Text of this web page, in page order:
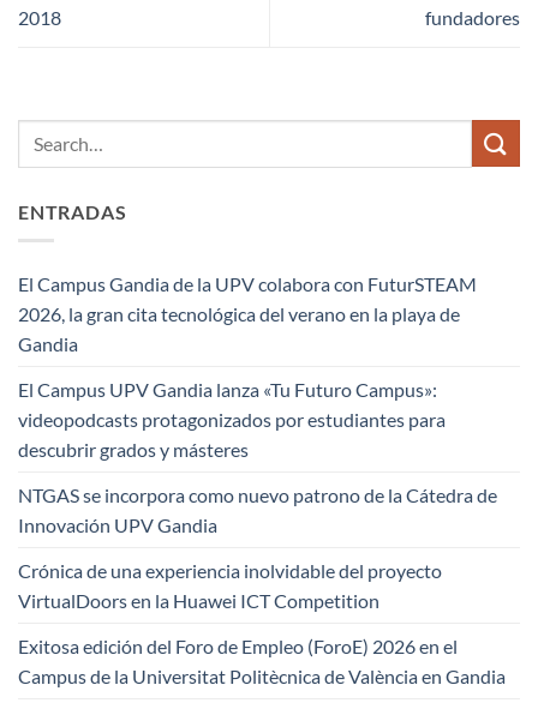
2018 fundadores
ENTRADAS
El Campus Gandia de la UPV colabora con FuturSTEAM
2026, la gran cita tecnológica del verano en la playa de
Gandia
El Campus UPV Gandia lanza «Tu Futuro Campus»:
videopodcasts protagonizados por estudiantes para
descubrir grados y másteres
NTGAS se incorpora como nuevo patrono de la Cátedra de
Innovación UPV Gandia
Crónica de una experiencia inolvidable del proyecto
VirtualDoors en la Huawei ICT Competition
Exitosa edición del Foro de Empleo (ForoE) 2026 en el
Campus de la Universitat Politècnica de València en Gandia